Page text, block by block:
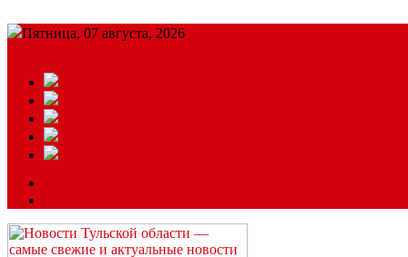
Пятница, 07 августа, 2026